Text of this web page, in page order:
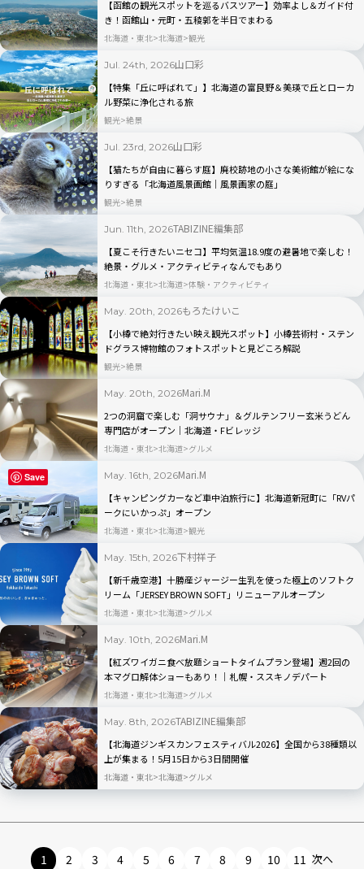
【函館の観光スポットを巡るバスツアー】効率よし＆ガイド付
き！函館山・元町・五稜郭を半日でまわる
北海道・東北 北海道 観光
Jul. 24th, 2026山口彩
【特集「丘に呼ばれて」】北海道の富良野＆美瑛で丘とローカ
ル野菜に浄化される旅
観光 絶景
Jul. 23rd, 2026山口彩
【猫たちが自由に暮らす庭】廃校跡地の小さな美術館が絵にな
りすぎる「北海道風景画館｜風景画家の庭」
観光 絶景
Jun. 11th, 2026TABIZINE編集部
【夏こそ行きたいニセコ】平均気温18.9度の避暑地で楽しむ！
絶景・グルメ・アクティビティなんでもあり
北海道・東北 北海道 体験・アクティビティ
May. 20th, 2026もろたけいこ
【小樽で絶対行きたい映え観光スポット】小樽芸術村・ステン
ドグラス博物館のフォトスポットと見どころ解説
観光 絶景
May. 20th, 2026Mari.M
2つの洞窟で楽しむ「洞サウナ」＆グルテンフリー玄米うどん
専門店がオープン｜北海道・Fビレッジ
北海道・東北 北海道 グルメ
May. 16th, 2026Mari.M
【キャンピングカーなど車中泊旅行に】北海道新冠町に「RVパ
ークにいかっぷ」オープン
北海道・東北 北海道 観光
May. 15th, 2026下村祥子
【新千歳空港】十勝産ジャージー生乳を使った極上のソフトク
リーム「JERSEY BROWN SOFT」リニューアルオープン
北海道・東北 北海道 グルメ
May. 10th, 2026Mari.M
【紅ズワイガニ食べ放題ショートタイムプラン登場】週2回の
本マグロ解体ショーもあり！｜札幌・ススキノデパート
北海道・東北 北海道 グルメ
May. 8th, 2026TABIZINE編集部
【北海道ジンギスカンフェスティバル2026】全国から38種類以
上が集まる！5月15日から3日間開催
北海道・東北 北海道 グルメ
1 2 3 4 5 6 7 8 9 10 11 次へ
Save